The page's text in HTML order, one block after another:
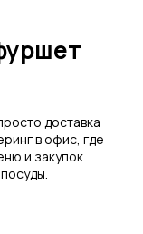
доставка
в офис, где
и закупок